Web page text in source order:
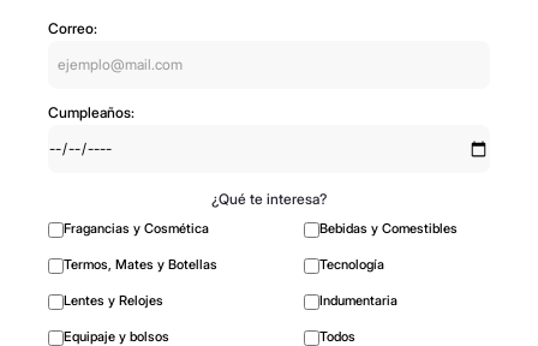
Correo:
Cumpleaños:
¿Qué te interesa?
Fragancias y Cosmética Bebidas y Comestibles
Termos, Mates y Botellas Tecnología
Lentes y Relojes Indumentaria
Equipaje y bolsos Todos